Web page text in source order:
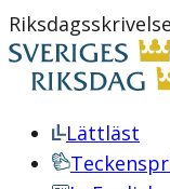
Lättläst